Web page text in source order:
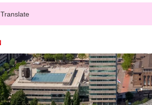
Translate